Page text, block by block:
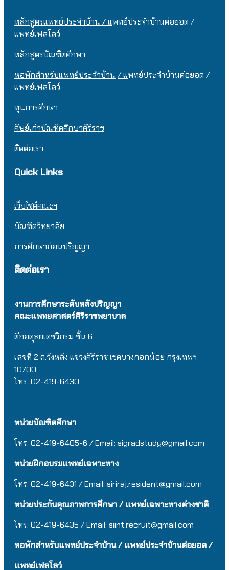
หลักสูตรแพทย์ประจำบ้าน / แพทย์ประจำบ้านต่อยอด /
แพทย์เฟลโลว์
หลักสูตรบัณฑิตศึกษา
หอพักสำหรับแพทย์ประจำบ้าน / แพทย์ประจำบ้านต่อยอด /
แพทย์เฟลโลว์
ทุนการศึกษา
ศิษย์เก่าบัณฑิตศึกษาศิริราช
ติดต่อเรา
Quick Links
เว็บไซต์คณะฯ
บัณฑิตวิทยาลัย
การศึกษาก่อนปริญญา
ติดต่อเรา
งานการศึกษาระดับหลังปริญญา
คณะแพทยศาสตร์ศิริราชพยาบาล
ตึกอดุลยเดชวิกรม ชั้น 6
เลขที่ 2 ถ.วังหลัง แขวงศิริราช เขตบางกอกน้อย กรุงเทพฯ
10700
โทร. 02-419-6430
หน่วยบัณฑิตศึกษา
โทร. 02-419-6405-6 / Email: sigradstudy@gmail.com
หน่วยฝึกอบรมแพทย์เฉพาะทาง
โทร. 02-419-6431 / Email: siriraj.resident@gmail.com
หน่วยประกันคุณภาพการศึกษา / แพทย์เฉพาะทางต่างชาติ
โทร. 02-419-6435 / Email: siint.recruit@gmail.com
หอพักสำหรับแพทย์ประจำบ้าน/ แพทย์ประจำบ้านต่อยอด /
แพทย์เฟลโลว์